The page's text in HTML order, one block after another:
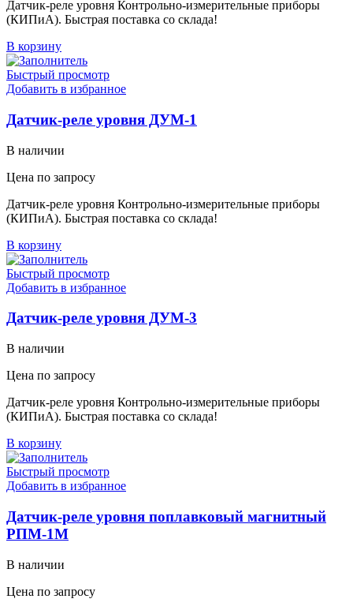
Датчик-реле уровня Контрольно-измерительные приборы
(КИПиА). Быстрая поставка со склада!
В корзину
Быстрый просмотр
Добавить в избранное
Датчик-реле уровня ДУМ-1
В наличии
Цена по запросу
Датчик-реле уровня Контрольно-измерительные приборы
(КИПиА). Быстрая поставка со склада!
В корзину
Быстрый просмотр
Добавить в избранное
Датчик-реле уровня ДУМ-3
В наличии
Цена по запросу
Датчик-реле уровня Контрольно-измерительные приборы
(КИПиА). Быстрая поставка со склада!
В корзину
Быстрый просмотр
Добавить в избранное
Датчик-реле уровня поплавковый магнитный
РПМ-1М
В наличии
Цена по запросу